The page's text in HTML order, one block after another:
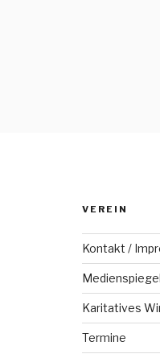
VEREIN
Kontakt /
Medienspiegel
Karitatives
Termine